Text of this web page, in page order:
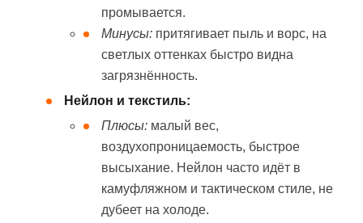
промывается.
Минусы: притягивает пыль и ворс, на
светлых оттенках быстро видна
загрязнённость.
Нейлон и текстиль:
Плюсы: малый вес,
воздухопроницаемость, быстрое
высыхание. Нейлон часто идёт в
камуфляжном и тактическом стиле, не
дубеет на холоде.